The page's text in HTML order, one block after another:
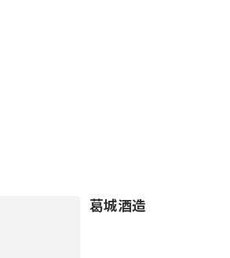
葛城酒造